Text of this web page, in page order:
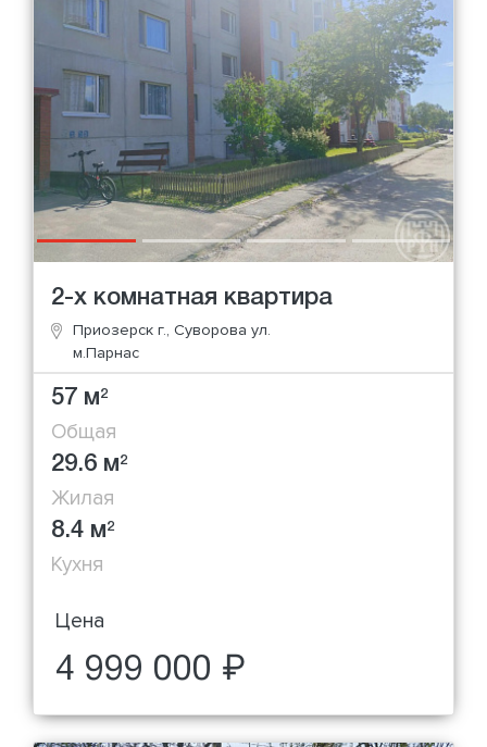
2-х комнатная квартира
Приозерск г., Суворова ул.
м.Парнас
57 м2
Общая
29.6 м2
Жилая
8.4 м2
Кухня
Цена
4 999 000 ₽